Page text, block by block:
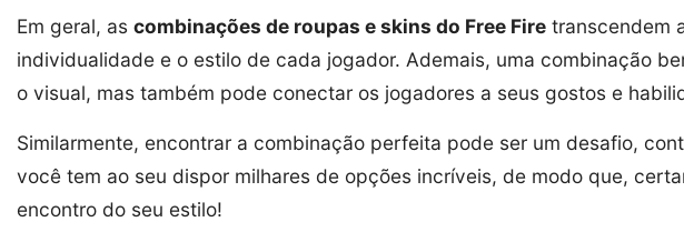
Em geral, as combinações de roupas e skins do Free Fire transcendem
individualidade e o estilo de cada jogador. Ademais, uma combinação
o visual, mas também pode conectar os jogadores a seus gostos e
Similarmente, encontrar a combinação perfeita pode ser um desafio,
você tem ao seu dispor milhares de opções incríveis, de modo que,
encontro do seu estilo!